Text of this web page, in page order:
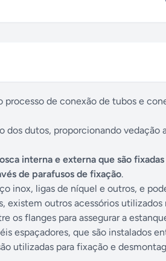
processo de conexão de tubos e
dos dutos, proporcionando vedação
interna e externa que são fixadas
de parafusos de fixação.
inox, ligas de níquel e outros, e
existem outros acessórios utilizados
os flanges para assegurar a
espaçadores, que são instalados
utilizadas para fixação e